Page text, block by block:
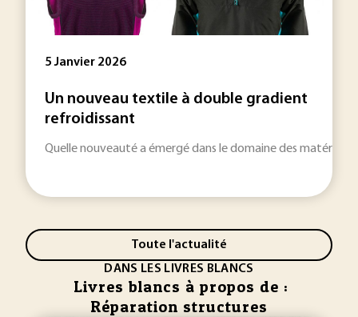
5 Janvier 2026
Un nouveau textile à double gradient
refroidissant
Quelle nouveauté a émergé dans le domaine des
Toute l'actualité
DANS LES LIVRES BLANCS
Livres blancs à propos de :
Réparation structures